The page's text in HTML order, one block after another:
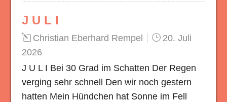
J U L I
Christian Eberhard Rempel
20. Juli
2026
J U L I Bei 30 Grad im Schatten Der Regen
verging sehr schnell Den wir noch gestern
hatten Mein Hündchen hat Sonne im Fell